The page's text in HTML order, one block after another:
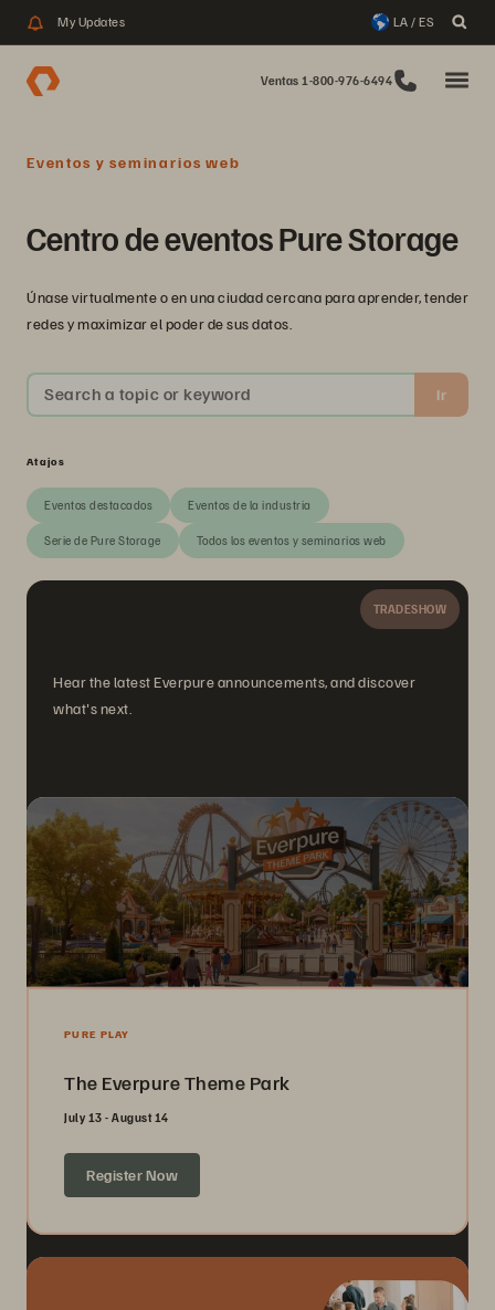
My Updates LA / ES
Ventas 1-800-976-6494
Eventos y seminarios web
Centro de eventos Pure Storage
Únase virtualmente o en una ciudad cercana para aprender, tender
redes y maximizar el poder de sus datos.
Search a topic or keyword Ir
Atajos
Eventos destacados Eventos de la industria
Serie de Pure Storage Todos los eventos y seminarios web
TRADESHOW
Hear the latest Everpure announcements, and discover
what's next.
PURE PLAY
The Everpure Theme Park
July 13 - August 14
Register Now